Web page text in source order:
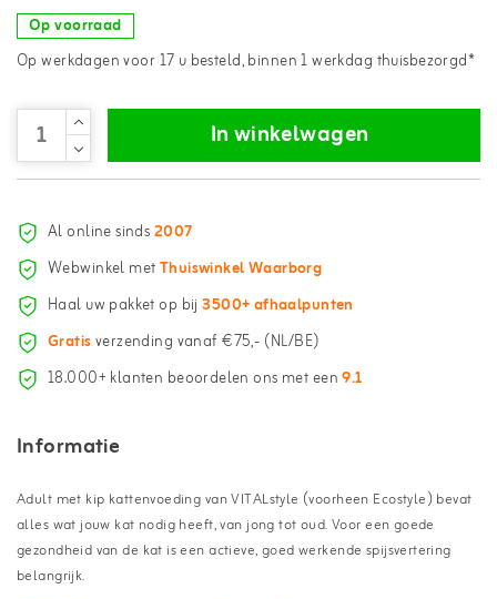
Op voorraad
Op werkdagen voor 17 u besteld, binnen 1 werkdag thuisbezorgd*
In winkelwagen
Al online sinds2007
Webwinkel metThuiswinkel Waarborg
Haal uw pakket op bij3500+ afhaalpunten
Gratisverzending vanaf €75,- (NL/BE)
18.000+ klanten beoordelen ons met een9.1
Informatie
Adult met kip kattenvoeding van VITALstyle (voorheen Ecostyle) bevat
alles wat jouw kat nodig heeft, van jong tot oud. Voor een goede
gezondheid van de kat is een actieve, goed werkende spijsvertering
belangrijk.